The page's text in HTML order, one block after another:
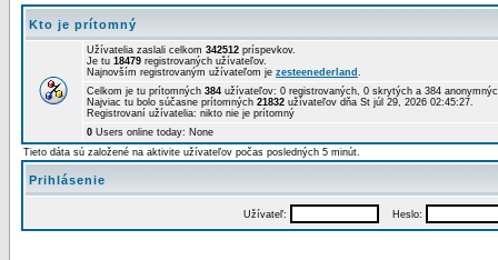
Kto je prítomný
Užívatelia zaslali celkom 342512 príspevkov.
Je tu 18479 registrovaných užívateľov.
Najnovším registrovaným užívateľom je zesteenederland .
Celkom je tu prítomných 384 užívateľov: 0 registrovaných, 0 skrytých a 384
Najviac tu bolo súčasne prítomných 21832 užívateľov dňa St júl 29, 2026 02:45:27.
Registrovaní užívatelia: nikto nie je prítomný
0 Users online today: None
Tieto dáta sú založené na aktivite užívateľov počas posledných 5 minút.
Prihlásenie
Užívateľ: Heslo: